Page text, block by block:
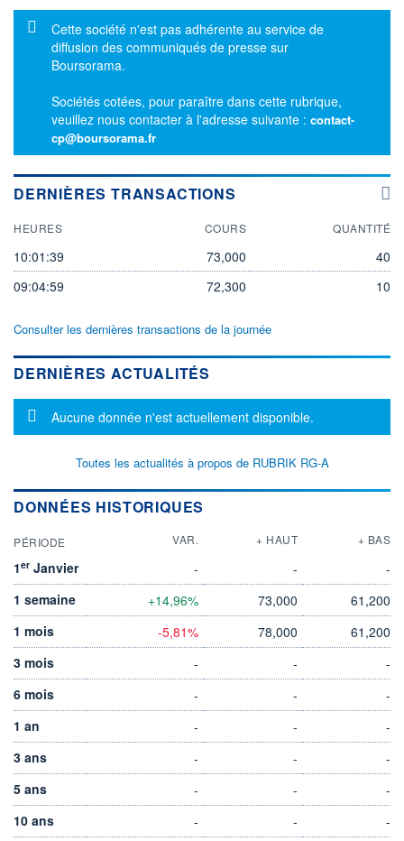
Message d'information
Cette société n'est pas adhérente au service de
diffusion des communiqués de presse sur
Boursorama.
Sociétés cotées, pour paraître dans cette rubrique,
veuillez nous contacter à l'adresse suivante : contact-
cp@boursorama.fr
DERNIÈRES TRANSACTIONS
HEURES COURS QUANTITÉ
10:01:39 73,000
40
09:04:59
72,300 10
Consulter les dernières transactions de la journée
DERNIÈRES ACTUALITÉS
Message d'information
Aucune donnée n'est actuellement disponible.
Toutes les actualités à propos de RUBRIK RG-A
DONNÉES HISTORIQUES
PÉRIODE VAR. + HAUT + BAS
1er Janvier - -
-
1 semaine
+14,96% 73,000
61,200
1 mois
-5,81% 78,000
61,200
3 mois
- -
-
6 mois
- -
-
1 an
- -
-
3 ans
- -
-
5 ans
- -
-
10 ans
- -
-